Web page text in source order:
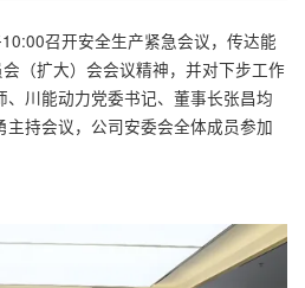
召开安全生产紧急会议，传达能
（扩大）会会议精神，并对下步工作
川能动力党委书记、董事长张昌均
持会议，公司安委会全体成员参加